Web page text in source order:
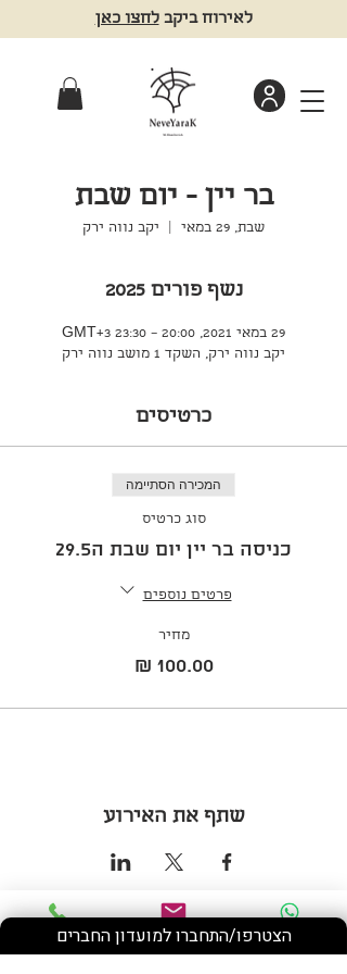
לאירוח ביקבלחצו כאן
בר יין - יום שבת
שבת, 29 במאי יקב נווה ירק
נשף פורים 2025
29 במאי 2021, 20:00 – 23:30 GMT‎+3‎
יקב נווה ירק, השקד 1 מושב נווה ירק
כרטיסים
המכירה הסתיימה
סוג כרטיס
כניסה בר יין יום שבת ה29.5
פרטים נוספים
מחיר
‏100.00 ‏₪
שתף את האירוע
Phone Email WhatsApp
הצטרפו/התחברו למועדון החברים